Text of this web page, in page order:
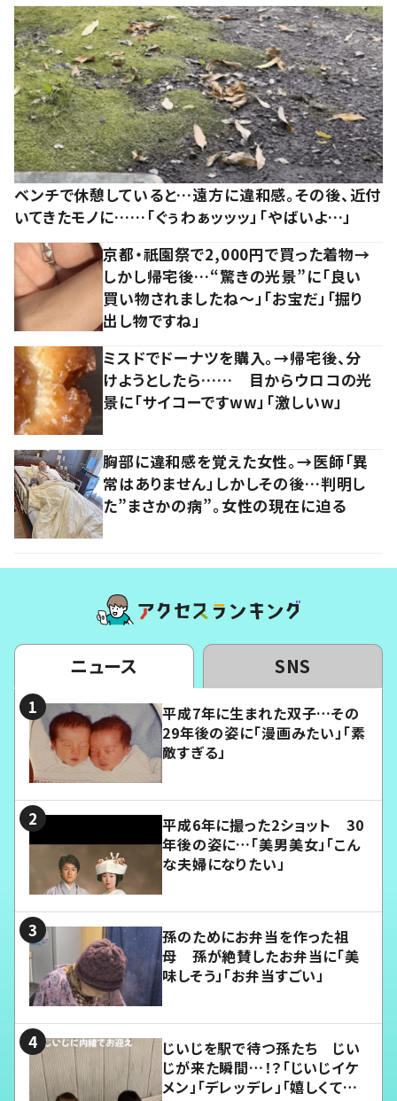
ベンチで休憩していると…遠方に違和感。その後、近付
いてきたモノに……「ぐぅわぁッッッ」「やばいよ…」
京都・祇園祭で2,000円で買った着物→
しかし帰宅後…“驚きの光景”に「良い
買い物されましたね～」「お宝だ」「掘り
出し物ですね」
ミスドでドーナツを購入。→帰宅後、分
けようとしたら…… 目からウロコの光
景に「サイコーですww」「激しいw」
胸部に違和感を覚えた女性。→医師「異
常はありません」しかしその後…判明し
た”まさかの病”。女性の現在に迫る
ニュース SNS
平成7年に生まれた双子…その
29年後の姿に「漫画みたい」「素
敵すぎる」
平成6年に撮った2ショット 30
年後の姿に…「美男美女」「こん
な夫婦になりたい」
孫のためにお弁当を作った祖
母 孫が絶賛したお弁当に「美
味しそう」「お弁当すごい」
じいじを駅で待つ孫たち じい
じが来た瞬間…！？「じいじイケ
メン」「デレッデレ」「嬉しくて可